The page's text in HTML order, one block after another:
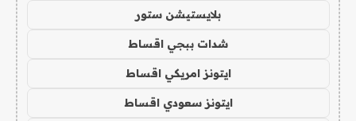
بلايستيشن ستور
شدات ببجي اقساط
ايتونز امريكي اقساط
ايتونز سعودي اقساط